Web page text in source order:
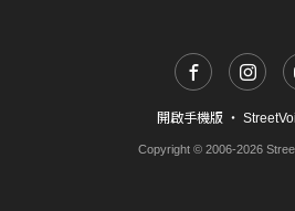
開啟手機版 ・
Copyright © 2006-2026